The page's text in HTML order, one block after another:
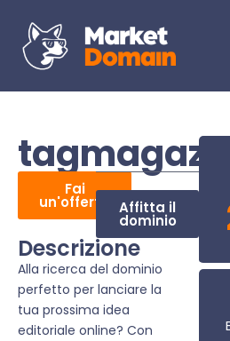
Fai
un'offerta Affitta il
dominio
Descrizione
Alla ricerca del dominio
perfetto per lanciare la
tua prossima idea
editoriale online? Con